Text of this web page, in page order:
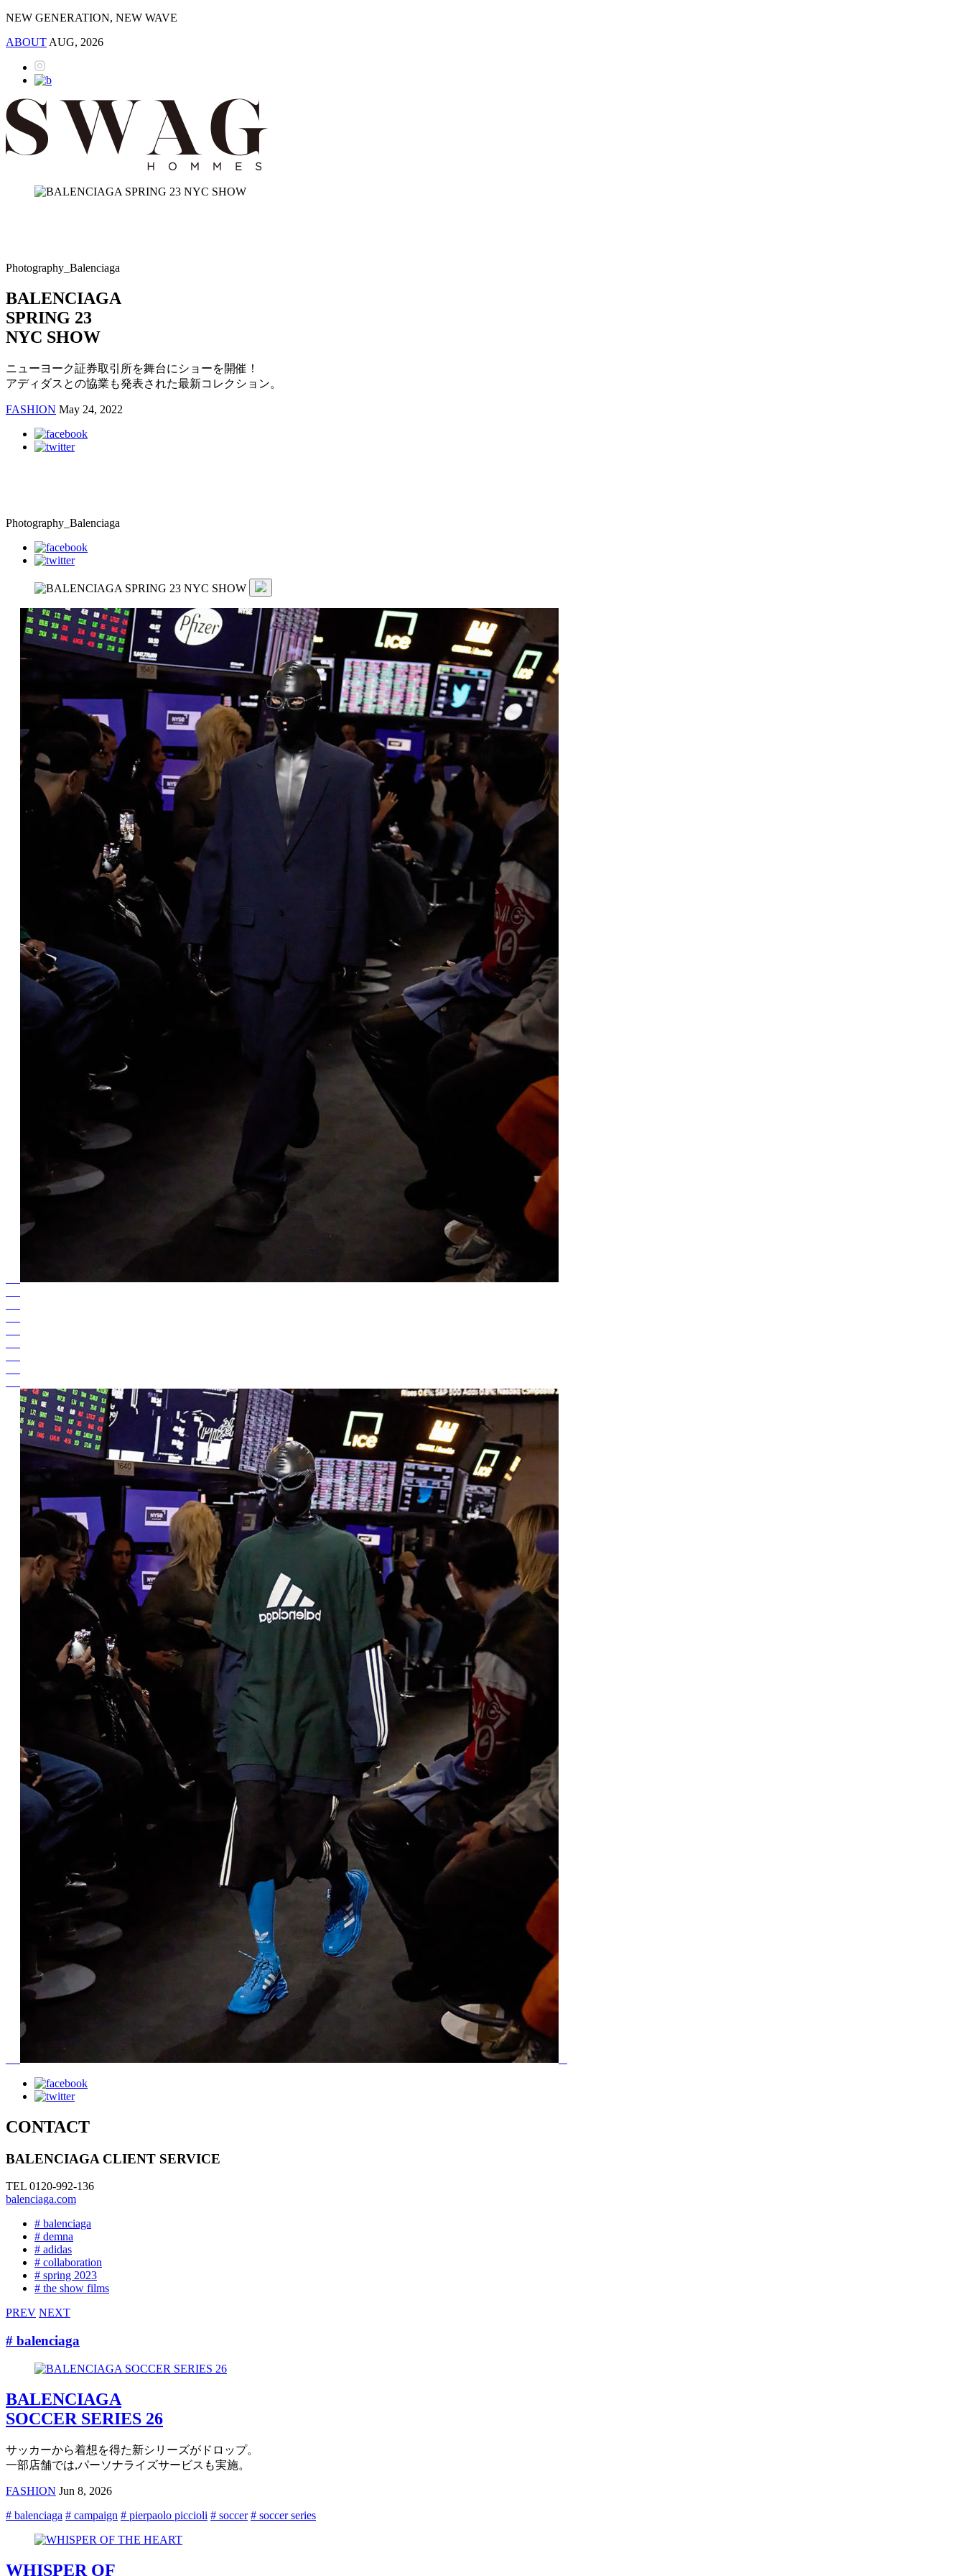
NEW GENERATION, NEW WAVE
ABOUT AUG, 2026
Photography_Balenciaga
BALENCIAGA
SPRING 23
NYC SHOW
ニューヨーク証券取引所を舞台にショーを開催！
アディダスとの協業も発表された最新コレクション。
FASHION May 24, 2022
Photography_Balenciaga
CONTACT
BALENCIAGA CLIENT SERVICE
TEL 0120-992-136
balenciaga.com
# balenciaga
# demna
# adidas
# collaboration
# spring 2023
# the show films
PREV NEXT
# balenciaga
BALENCIAGA
SOCCER SERIES 26
サッカーから着想を得た新シリーズがドロップ。
一部店舗では,パーソナライズサービスも実施。
FASHION Jun 8, 2026
# balenciaga # campaign # pierpaolo piccioli # soccer # soccer series
WHISPER OF